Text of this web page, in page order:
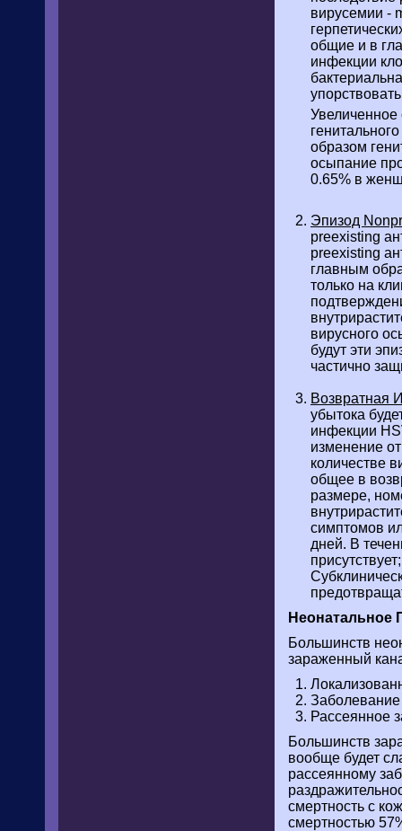
вирусемии -
общие и в
инфекции
Увеличенное
образом
осыпание
0.65% в
Эпизод
preexisting
preexisting
главным
только на
вирусного
будут эти
частично
Возвратная
убытока
инфекции
изменение
количестве
общее в
размере,
симптомов
дней. В
Неонатальное
Большинств
зараженный
Заболевание
Рассеянное
Большинств
вообще будет
рассеянному
смертность с
смертностью